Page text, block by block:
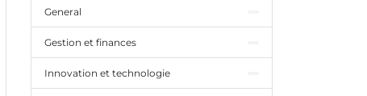
General
Gestion et finances
Innovation et technologie